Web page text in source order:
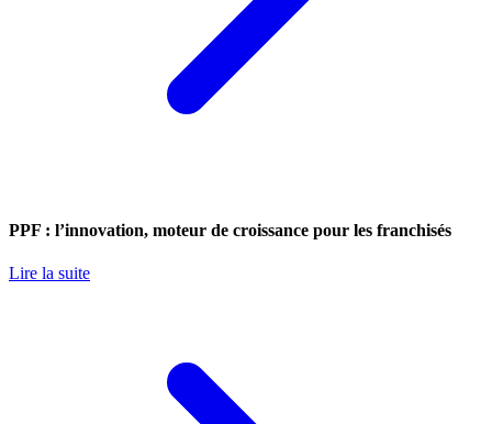
PPF : l’innovation, moteur de croissance pour les franchisés
Lire la suite